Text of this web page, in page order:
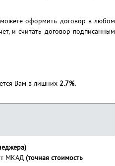
оформить договор в любом
и считать договор подписанным
Вам в лишних 2.7%.
МКАД (точная стоимость